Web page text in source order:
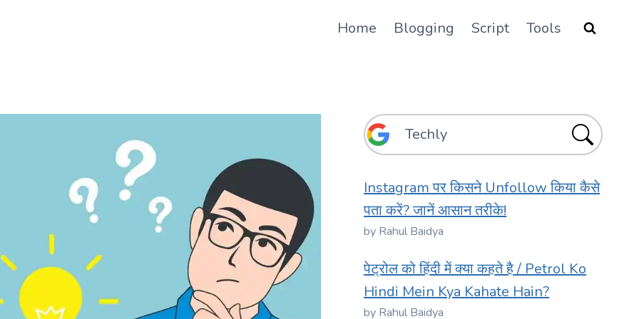
Home Blogging Script Tools
Instagram पर किसने Unfollow किया कैसे
पता करें? जानें आसान तरीके!
by Rahul Baidya
पेट्रोल को हिंदी में क्या कहते है / Petrol Ko
Hindi Mein Kya Kahate Hain?
by Rahul Baidya